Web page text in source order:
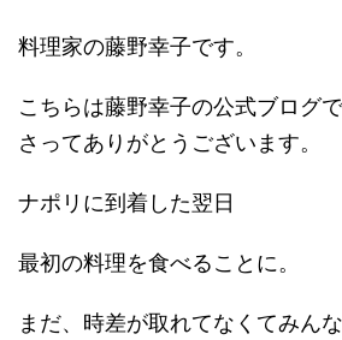
料理家の藤野幸子です。
こちらは藤野幸子の公式ブログ
さってありがとうございます。
ナポリに到着した翌日
最初の料理を食べることに。
まだ、時差が取れてなくてみん